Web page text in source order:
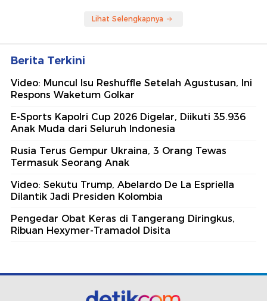
Lihat Selengkapnya
Berita Terkini
Video: Muncul Isu Reshuffle Setelah Agustusan, Ini
Respons Waketum Golkar
E-Sports Kapolri Cup 2026 Digelar, Diikuti 35.936
Anak Muda dari Seluruh Indonesia
Rusia Terus Gempur Ukraina, 3 Orang Tewas
Termasuk Seorang Anak
Video: Sekutu Trump, Abelardo De La Espriella
Dilantik Jadi Presiden Kolombia
Pengedar Obat Keras di Tangerang Diringkus,
Ribuan Hexymer-Tramadol Disita